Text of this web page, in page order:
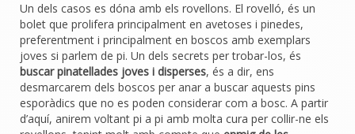
Un dels casos es dóna amb els rovellons. El rovelló, és un
bolet que prolifera principalment en avetoses i pinedes,
preferentment i principalment en boscos amb exemplars
joves si parlem de pi. Un dels secrets per trobar-los, és
buscar pinatellades joves i disperses, és a dir, ens
desmarcarem dels boscos per anar a buscar aquests pins
esporàdics que no es poden considerar com a bosc. A partir
d’aquí, anirem voltant pi a pi amb molta cura per collir-ne els